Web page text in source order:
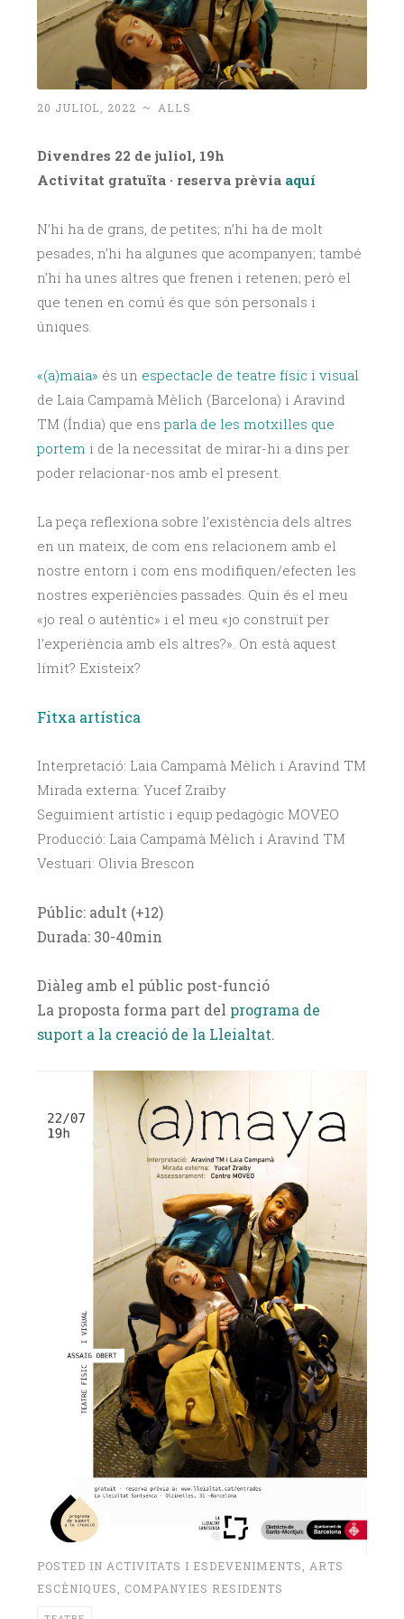
20 JULIOL, 2022 ~ ALLS
Divendres 22 de juliol, 19h
Activitat gratuïta · reserva prèvia aquí
N’hi ha de grans, de petites; n’hi ha de molt
pesades, n’hi ha algunes que acompanyen; també
n’hi ha unes altres que frenen i retenen; però el
que tenen en comú és que són personals i
úniques.
«(a)maia» és un espectacle de teatre físic i visual
de Laia Campamà Mèlich (Barcelona) i Aravind
TM (Índia) que ensparla de les motxilles que
portem i de la necessitat de mirar-hi a dins per
poder relacionar-nos amb el present.
La peça reflexiona sobre l’existència dels altres
en un mateix, de com ens relacionem amb el
nostre entorn i com ens modifiquen/efecten les
nostres experiències passades. Quin és el meu
«jo real o autèntic» i el meu «jo construït per
l’experiència amb els altres?». On està aquest
límit? Existeix?
Fitxa artística
Interpretació: Laia Campamà Mèlich i Aravind TM
Mirada externa: Yucef Zraiby
Seguimient artístic i equip pedagògic MOVEO
Producció: Laia Campamà Mèlich i Aravind TM
Vestuari: Olivia Brescon
Públic: adult (+12)
Durada: 30-40min
Diàleg amb el públic post-funció
La proposta forma part del programa de
suport a la creació de la Lleialtat.
POSTED IN ACTIVITATS I ESDEVENIMENTS
ARTS
ESCÈNIQUES
COMPANYIES RESIDENTS